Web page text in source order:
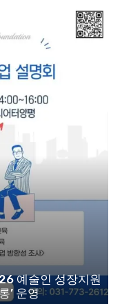
예술인 성장지원
’ 운영